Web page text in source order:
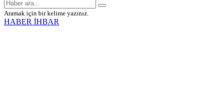
Aramak için bir kelime yazınız.
HABER İHBAR